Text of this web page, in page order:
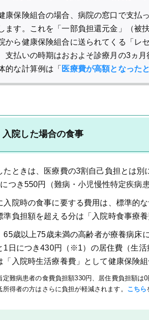
康保険組合の場合、病院の窓口で支払
ます。これを「一部負担還元金」（被
から健康保険組合に送られてくる「レ
支払いの時期はおおよそ診療月の3ヵ月
的な計算例は「 医療費が高額となった
入院した場合の食事
たときは、医療費の3割自己負担とは
つき550円（難病・小児慢性特定疾病
入院時の食事に要する費用は、標準的
準負担額を超える分は「入院時食事療
65歳以上75歳未満の高齢者が療養病床
1日につき430円（※1）の居住費（生活
「入院時生活療養費」として健康保険組
難病患者の食費負担額330円、居住費負担額は0
得者の方はさらに負担が軽減されます。 こちら